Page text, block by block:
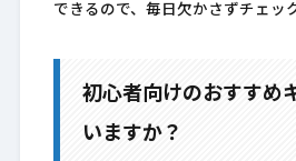
できるので、毎日欠かさずチェッ
初心者向けのおすすめ
いますか？